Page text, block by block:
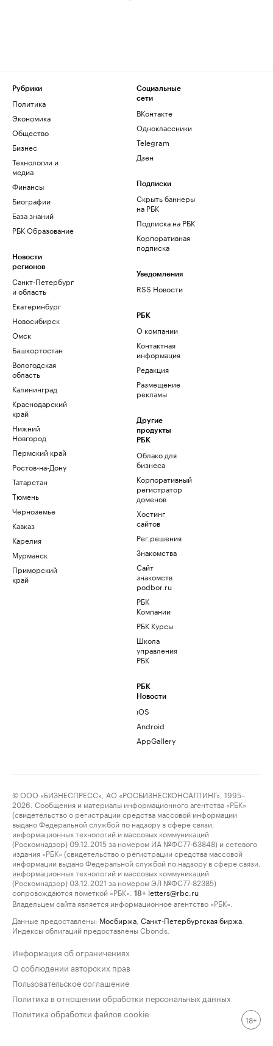
Рубрики
Политика
Экономика
Общество
Бизнес
Технологии и
медиа
Финансы
Биографии
База знаний
РБК Образование
Новости
регионов
Санкт-Петербург
и область
Екатеринбург
Новосибирск
Омск
Башкортостан
Вологодская
область
Калининград
Краснодарский
край
Нижний
Новгород
Пермский край
Ростов-на-Дону
Татарстан
Тюмень
Черноземье
Кавказ
Карелия
Мурманск
Приморский
край
Социальные
сети
ВКонтакте
Одноклассники
Telegram
Дзен
Подписки
Скрыть баннеры
на РБК
Подписка на РБК
Корпоративная
подписка
Уведомления
RSS Новости
РБК
О компании
Контактная
информация
Редакция
Размещение
рекламы
Другие
продукты
РБК
Облако для
бизнеса
Корпоративный
регистратор
доменов
Хостинг
сайтов
Рег.решения
Знакомства
Сайт
знакомств
podbor.ru
РБК
Компании
РБК Курсы
Школа
управления
РБК
РБК
Новости
iOS
Android
AppGallery
© ООО «БИЗНЕСПРЕСС», АО «РОСБИЗНЕСКОНСАЛТИНГ», 1995–
2026. Сообщения и материалы информационного агентства «РБК»
(свидетельство о регистрации средства массовой информации
выдано Федеральной службой по надзору в сфере связи,
информационных технологий и массовых коммуникаций
(Роскомнадзор) 09.12.2015 за номером ИА №ФС77-63848) и сетевого
издания «РБК» (свидетельство о регистрации средства массовой
информации выдано Федеральной службой по надзору в сфере связи,
информационных технологий и массовых коммуникаций
(Роскомнадзор) 03.12.2021 за номером ЭЛ №ФС77-82385)
сопровождаются пометкой «РБК».
18+ letters@rbc.ru
Владельцем сайта является информационное агентство «РБК».
Данные предоставлены: Мосбиржа Санкт-Петербургская биржа
Индексы облигаций предоставлены Cbonds.
Информация об ограничениях
О соблюдении авторских прав
Пользовательское соглашение
Политика в отношении обработки персональных данных
Политика обработки файлов cookie
18+